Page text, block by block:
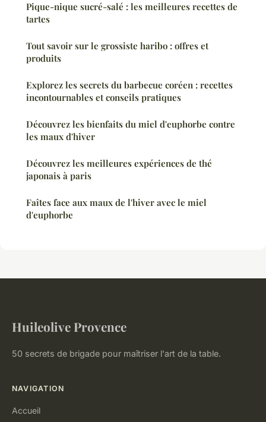
Pique-nique sucré-salé : les meilleures recettes de
tartes
Tout savoir sur le grossiste haribo : offres et
produits
Explorez les secrets du barbecue coréen : recettes
incontournables et conseils pratiques
Découvrez les bienfaits du miel d'euphorbe contre
les maux d'hiver
Découvrez les meilleures expériences de thé
japonais à paris
Faîtes face aux maux de l'hiver avec le miel
d'euphorbe
Huileolive Provence
50 secrets de brigade pour maîtriser l'art de la table.
NAVIGATION
Accueil